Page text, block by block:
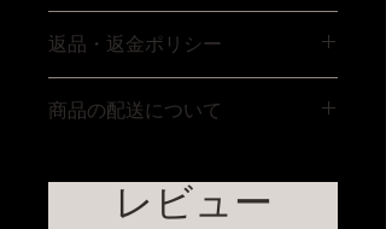
本体、取扱説明書●サイズ（約）：幅
22×奥行20×全長105〜135cm●重さ：
3.5kg（本体） ●材質：スチール、樹
脂、他●電圧：24V●充電時間80分●連
保証●企画/設計：アメリカ、製造：中
返品・返金ポリシー
品に破損・不具合などあった場合は商
よる返品の場合送料をご負担いただく
場合がございます。返品は未使用の製
商品の配送について
営業日。着日・時間の指定は注文日よ
り３日以降のお日付で承ります。お急
レビュー